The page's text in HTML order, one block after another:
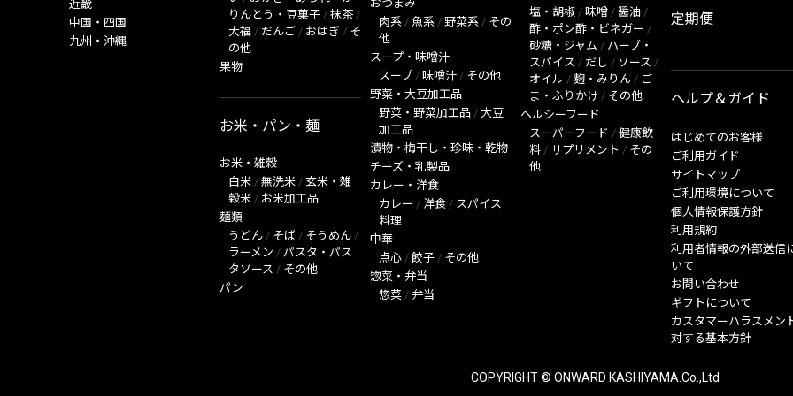
近畿
中国・四国
九州・沖縄
りんとう・豆菓子 / 抹茶 /
大福 / だんご / おはぎ / そ
の他
果物
お米・パン・麺
お米・雑穀
白米 / 無洗米 / 玄米・雑
穀米 / お米加工品
麺類
うどん / そば / そうめん /
ラーメン / パスタ・パス
タソース / その他
パン
おつまみ
肉系 / 魚系 / 野菜系 / その
他
スープ・味噌汁
スープ / 味噌汁 / その他
野菜・大豆加工品
野菜・野菜加工品 / 大豆
加工品
漬物・梅干し・珍味・乾物
チーズ・乳製品
カレー・洋食
カレー / 洋食 / スパイス
料理
中華
点心 / 餃子 / その他
惣菜・弁当
惣菜 / 弁当
塩・胡椒 / 味噌 / 醤油 /
酢・ポン酢・ビネガー /
砂糖・ジャム / ハーブ・
スパイス / だし / ソース /
オイル / 麹・みりん / ご
ま・ふりかけ / その他
ヘルシーフード
スーパーフード / 健康飲
料 / サプリメント / その
他
定期便
ヘルプ＆ガイド
はじめてのお客様
ご利用ガイド
サイトマップ
ご利用環境について
個人情報保護方針
利用規約
利用者情報の外部送信
いて
お問い合わせ
ギフトについて
カスタマーハラスメン
対する基本方針
COPYRIGHT © ONWARD KASHIYAMA.Co.,Ltd